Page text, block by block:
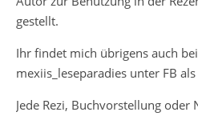
gestellt.
Ihr findet mich übrigens auch
mexiis_leseparadies unter FB
Jede Rezi, Buchvorstellung oder